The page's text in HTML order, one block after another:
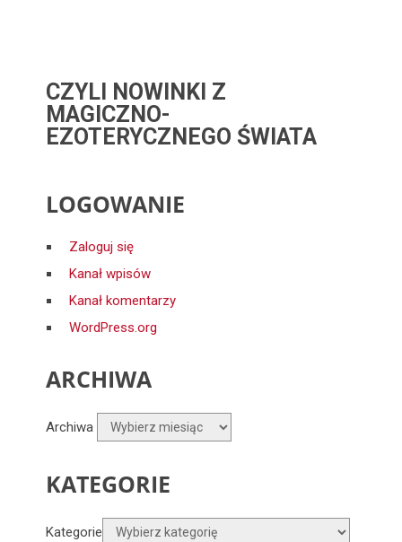
CZYLI NOWINKI Z
MAGICZNO-
EZOTERYCZNEGO ŚWIATA
LOGOWANIE
Zaloguj się
Kanał wpisów
Kanał komentarzy
WordPress.org
ARCHIWA
Archiwa
KATEGORIE
Kategorie